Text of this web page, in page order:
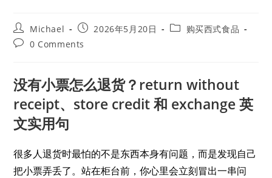
Michael 2026年5月20日
购买西式食品
0 Comments
没有小票怎么退货？return without
receipt、store credit 和 exchange 英
文实用句
很多人退货时最怕的不是东西本身有问题，而是发现自己
把小票弄丢了。站在柜台前，你心里会立刻冒出一串问